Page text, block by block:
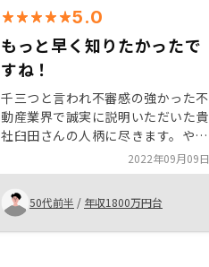
5.0
もっと早く知りたかったで
すね！
千三つと言われ不審感の強かった不
動産業界で誠実に説明いただいた貴
社臼田さんの人柄に尽きます。やは
り企業は人、AIではなく、リアルに
人と人の付き合いを大事にされる
GAテクノロジーさんの理念に大い
に賛同します。
2022年09月09日
50代前半 / 年収1800万円台